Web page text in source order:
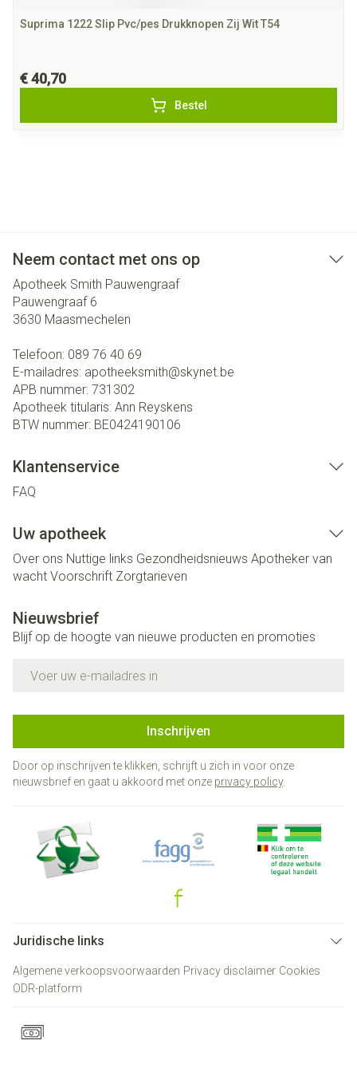
Suprima 1222 Slip Pvc/pes Drukknopen Zij Wit T54
€ 40,70
Bestel
Neem contact met ons op
Apotheek Smith Pauwengraaf
Pauwengraaf 6
3630 Maasmechelen
Telefoon: 089 76 40 69
E-mailadres: apotheeksmith@skynet.be
APB nummer: 731302
Apotheek titularis: Ann Reyskens
BTW nummer: BE0424190106
Klantenservice
FAQ
Uw apotheek
Over ons Nuttige links Gezondheidsnieuws Apotheker van
wacht Voorschrift Zorgtarieven
Nieuwsbrief
Blijf op de hoogte van nieuwe producten en promoties
Inschrijven
Door op inschrijven te klikken, schrijft u zich in voor onze
nieuwsbrief en gaat u akkoord met onze privacy policy.
Juridische links
Algemene verkoopsvoorwaarden Privacy disclaimer Cookies
ODR-platform